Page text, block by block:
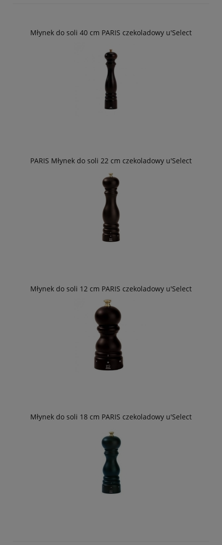
Młynek do soli 40 cm PARIS czekoladowy u'Select
PARIS Młynek do soli 22 cm czekoladowy u'Select
Młynek do soli 12 cm PARIS czekoladowy u'Select
Młynek do soli 18 cm PARIS czekoladowy u'Select